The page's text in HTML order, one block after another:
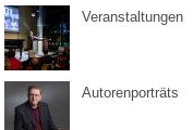
Veranstaltungen
Autorenporträts